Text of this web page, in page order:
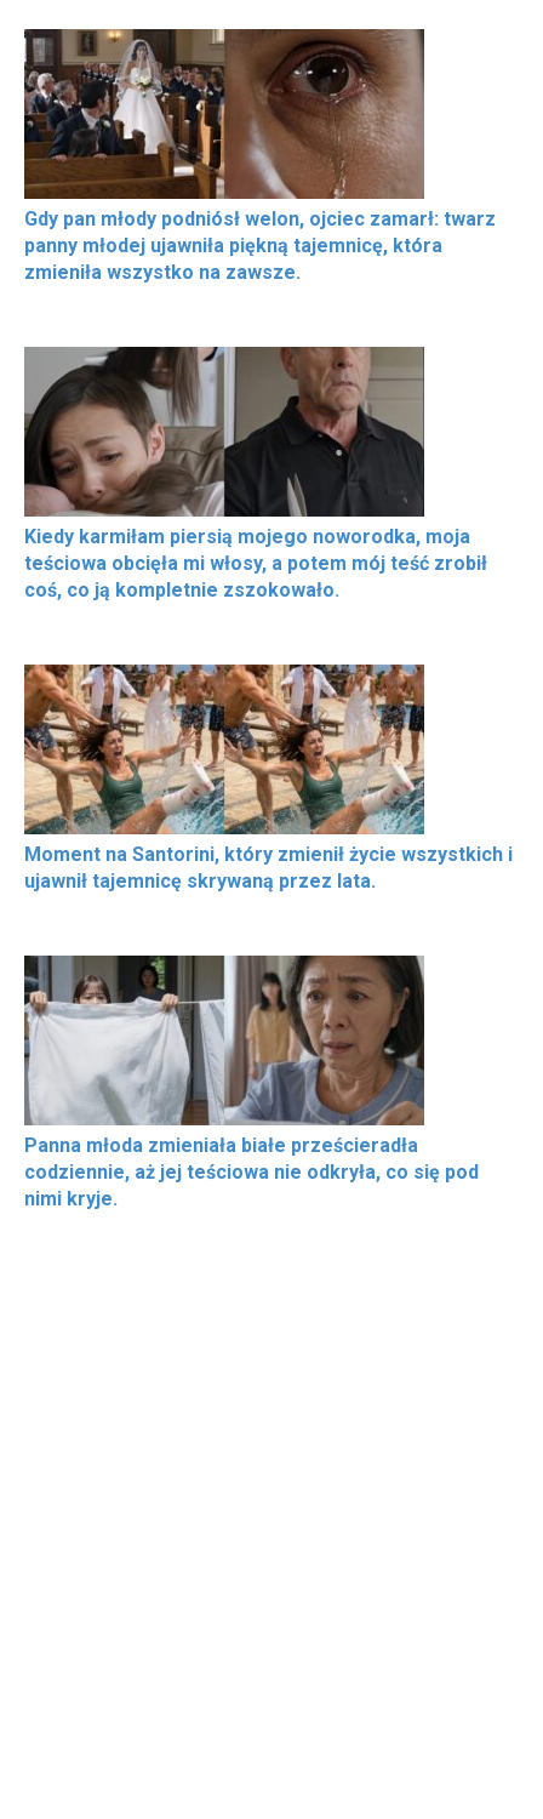
Gdy pan młody podniósł welon, ojciec zamarł: twarz
panny młodej ujawniła piękną tajemnicę, która
zmieniła wszystko na zawsze.
Kiedy karmiłam piersią mojego noworodka, moja
teściowa obcięła mi włosy, a potem mój teść zrobił
coś, co ją kompletnie zszokowało.
Moment na Santorini, który zmienił życie wszystkich i
ujawnił tajemnicę skrywaną przez lata.
Panna młoda zmieniała białe prześcieradła
codziennie, aż jej teściowa nie odkryła, co się pod
nimi kryje.